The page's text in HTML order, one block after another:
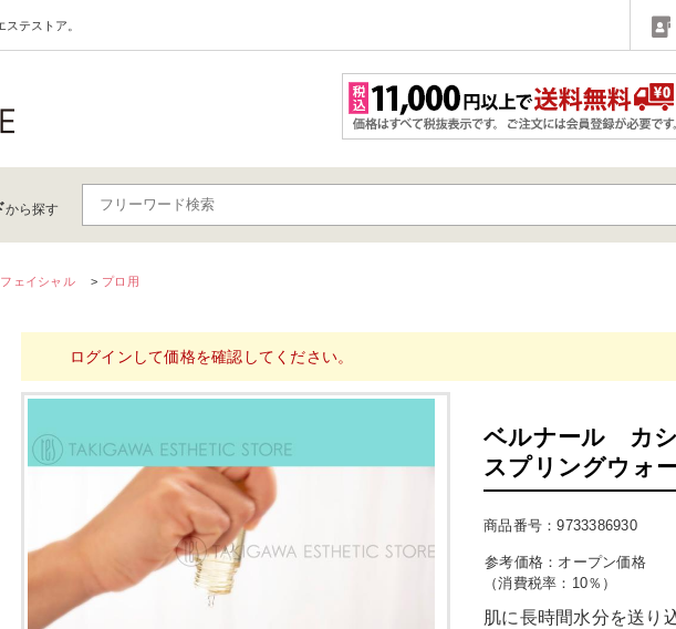
テストア。
から探す
フェイシャル プロ用
ログインして価格を確認してください。
ベルナール カ
スプリングウォ
商品番号：9733386930
オープン価格
（消費税率： 10％ ）
肌に長時間水分を送り